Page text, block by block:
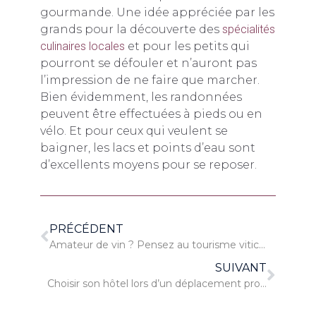
gourmande. Une idée appréciée par les
grands pour la découverte des spécialités
culinaires locales et pour les petits qui
pourront se défouler et n’auront pas
l’impression de ne faire que marcher.
Bien évidemment, les randonnées
peuvent être effectuées à pieds ou en
vélo. Et pour ceux qui veulent se
baigner, les lacs et points d’eau sont
d’excellents moyens pour se reposer.
PRÉCÉDENT
Amateur de vin ? Pensez au tourisme viticole en France !
SUIVANT
Choisir son hôtel lors d’un déplacement professionnel